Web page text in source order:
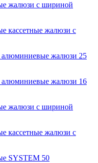
жалюзи с шириной
кассетные жалюзи с
жалюзи 25
жалюзи 16
жалюзи с шириной
кассетные жалюзи с
SYSTEM 50